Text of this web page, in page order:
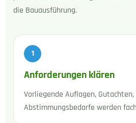
die Bauausführung.
Anforderungen klären
Vorliegende Auflagen,
Abstimmungsbedarfe werden